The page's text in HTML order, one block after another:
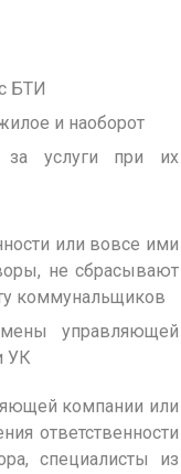
БТИ
и наоборот
за услуги при их
или вовсе ими
не сбрасывают
коммунальщиков
управляющей
УК
компании или
ответственности
специалисты из